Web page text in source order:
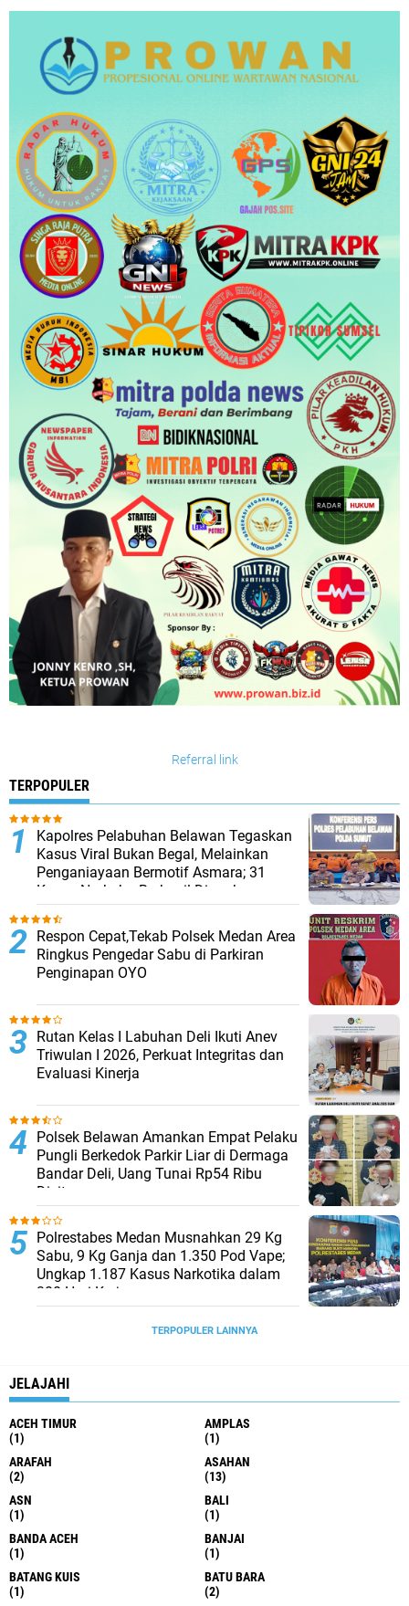
Referral link
TERPOPULER
Kapolres Pelabuhan Belawan Tegaskan
Kasus Viral Bukan Begal, Melainkan
Penganiayaan Bermotif Asmara; 31
Kasus Narkoba Berhasil Diungkap
Respon Cepat,Tekab Polsek Medan Area
Ringkus Pengedar Sabu di Parkiran
Penginapan OYO
Rutan Kelas I Labuhan Deli Ikuti Anev
Triwulan I 2026, Perkuat Integritas dan
Evaluasi Kinerja
Polsek Belawan Amankan Empat Pelaku
Pungli Berkedok Parkir Liar di Dermaga
Bandar Deli, Uang Tunai Rp54 Ribu
Disita
Polrestabes Medan Musnahkan 29 Kg
Sabu, 9 Kg Ganja dan 1.350 Pod Vape;
Ungkap 1.187 Kasus Narkotika dalam
300 Hari Kerja
TERPOPULER LAINNYA
JELAJAHI
ACEH TIMUR
(1)
AMPLAS
(1)
ARAFAH
(2)
ASAHAN
(13)
ASN
(1)
BALI
(1)
BANDA ACEH
(1)
BANJAI
(1)
BATANG KUIS
(1)
BATU BARA
(2)